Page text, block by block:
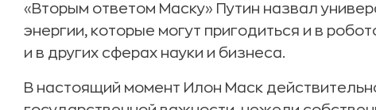
«Вторым ответом Маску» Путин назвал
энергии, которые могут пригодиться и в
и в других сферах науки и бизнеса.
В настоящий момент Илон Маск